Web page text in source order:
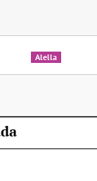
Alella